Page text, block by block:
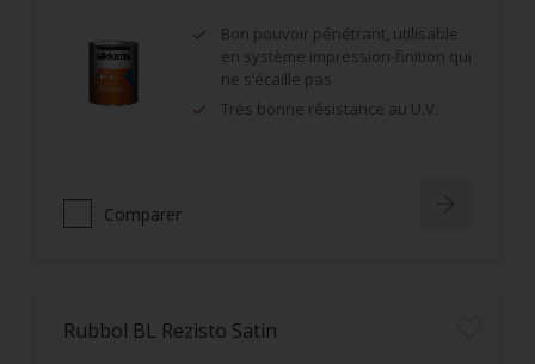
Bon pouvoir pénétrant, utilisable
en système impression-finition qui
ne s’écaille pas
Très bonne résistance au U.V.
Comparer
Rubbol BL Rezisto Satin